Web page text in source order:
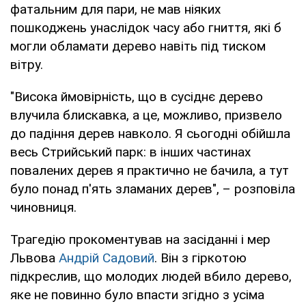
фатальним для пари, не мав ніяких
пошкоджень унаслідок часу або гниття, які б
могли обламати дерево навіть під тиском
вітру.
"Висока ймовірність, що в сусіднє дерево
влучила блискавка, а це, можливо, призвело
до падіння дерев навколо. Я сьогодні обійшла
весь Стрийський парк: в інших частинах
повалених дерев я практично не бачила, а тут
було понад п'ять зламаних дерев", – розповіла
чиновниця.
Трагедію прокоментував на засіданні і мер
Львова Андрій Садовий. Він з гіркотою
підкреслив, що молодих людей вбило дерево,
яке не повинно було впасти згідно з усіма